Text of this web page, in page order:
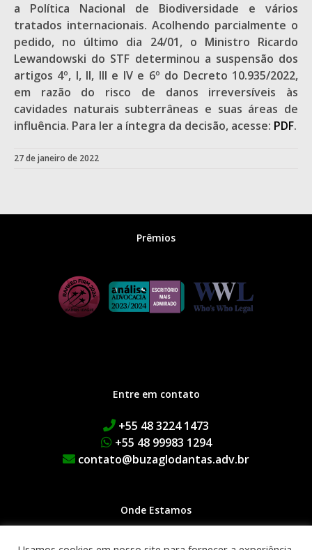
a Política Nacional de Biodiversidade e vários
tratados internacionais. Acolhendo parcialmente o
pedido, no último dia 24/01, o Ministro Ricardo
Lewandowski do STF determinou a suspensão dos
artigos 4º, I, II, III e IV e 6º do Decreto 10.935/2022,
em razão do risco de danos irreversíveis às
cavidades naturais subterrâneas e suas áreas de
influência. Para ler a íntegra da decisão, acesse: PDF.
27 de janeiro de 2022
Prêmios
Entre em contato
+55 48 3224 1473
+55 48 99983 1294
contato@buzaglodantas.adv.br
Onde Estamos
Rua Adolfo Melo, 38 | Centro